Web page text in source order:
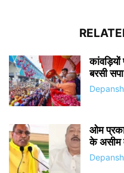
बरसी
ओम
के असीम